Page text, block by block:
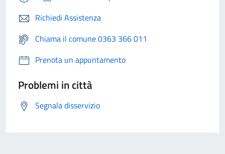
Richiedi Assistenza
Chiama il comune 0363 366 011
Prenota un appuntamento
Problemi in città
Segnala disservizio